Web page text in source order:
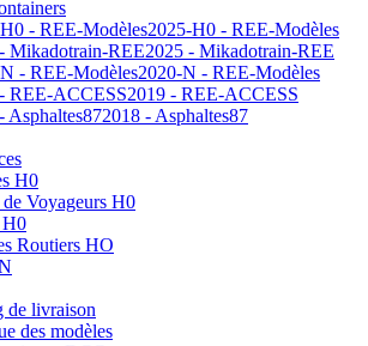
2025-H0 - REE-Modèles
2025 - Mikadotrain-REE
2020-N - REE-Modèles
2019 - REE-ACCESS
2018 - Asphaltes87
H0
Voyageurs H0
H0
Routiers HO
de livraison
des modèles